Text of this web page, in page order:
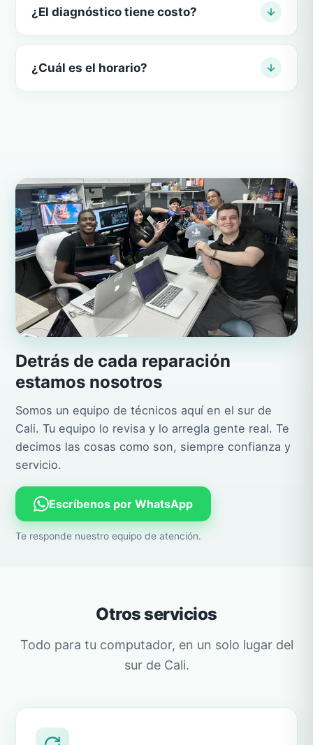
¿El diagnóstico tiene costo?
¿Cuál es el horario?
Detrás de cada reparación
estamos nosotros
Somos un equipo de técnicos aquí en el sur de
Cali. Tu equipo lo revisa y lo arregla gente real. Te
decimos las cosas como son, siempre confianza y
servicio.
Escríbenos por WhatsApp
Te responde nuestro equipo de atención.
Otros servicios
Todo para tu computador, en un solo lugar del
sur de Cali.